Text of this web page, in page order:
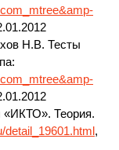
Н.В. Тесты
Теория.
detail_19601.html,